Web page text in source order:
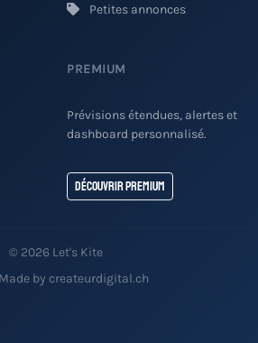
Petites annonces
PREMIUM
Prévisions étendues, alertes et
dashboard personnalisé.
Découvrir Premium
© 2026 Let's Kite
by createurdigital.ch